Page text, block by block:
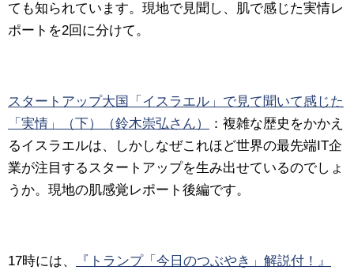
ても知られています。現地で見聞し、肌で感じた実情レ
ポートを2回に分けて。
スタートアップ大国「イスラエル」で見て聞いて感じた
「実情」（下）（鈴木崇弘さん）
：複雑な歴史をかかえ
るイスラエルは、しかしなぜこれほど世界の最先端IT企
業が注目するスタートアップを生み出せているのでしょ
うか。現地の肌感覚レポート後編です。
17時には、
『トランプ「今日のつぶやき」解説付！』